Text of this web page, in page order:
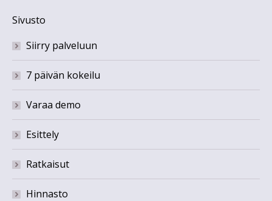
Sivusto
Siirry palveluun
7 päivän kokeilu
Varaa demo
Esittely
Ratkaisut
Hinnasto